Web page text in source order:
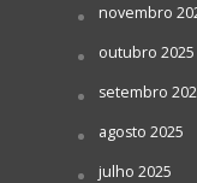
novembro
outubro 2025
setembro
agosto 2025
julho 2025